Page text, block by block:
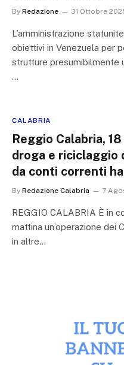
By Redazione 31 Ottobre
L’amministrazione
obiettivi in Venezuela per
strutture presumibilmente
…
CALABRIA
Reggio Calabria,
droga e riciclaggio
da conti correnti
By Redazione Calabria 7
REGGIO CALABRIA È in
mattina un’operazione dei
in altre…